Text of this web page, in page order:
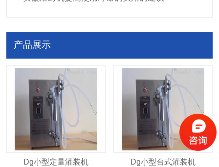
产品展示
Dg小型定量灌装机 Dg小型台式灌装机